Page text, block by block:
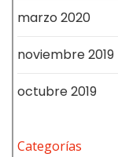
marzo 2020
noviembre 2019
octubre 2019
Categorías